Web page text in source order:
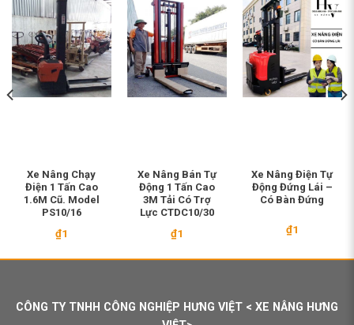
Xe Nâng Chạy
Điện 1 Tấn Cao
1.6M Cũ. Model
PS10/16
₫1
Xe Nâng Bán Tự
Động 1 Tấn Cao
3M Tải Có Trợ
Lực CTDC10/30
₫1
Xe Nâng Điện Tự
Động Đứng Lái –
Có Bàn Đứng
₫1
CÔNG TY TNHH CÔNG NGHIỆP HƯNG VIỆT < XE NÂNG HƯNG